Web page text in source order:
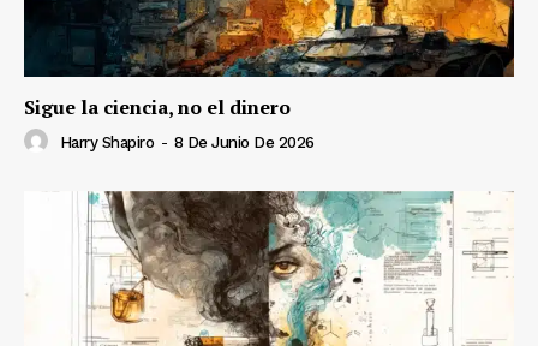
Sigue la ciencia, no el dinero
Harry Shapiro - 8 De Junio De 2026